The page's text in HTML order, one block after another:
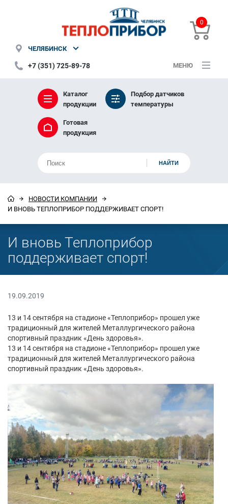
ЧЕЛЯБИНСК
+7 (351) 725-89-78 МЕНЮ
0
Каталог
продукции
Подбор датчиков
температуры
Готовая
продукция
НОВОСТИ КОМПАНИИ
И ВНОВЬ ТЕПЛОПРИБОР ПОДДЕРЖИВАЕТ СПОРТ!
И вновь Теплоприбор
поддерживает спорт!
19.09.2019
13 и 14 сентября на стадионе «Теплоприбор» прошел уже
традиционный для жителей Металлургического района
спортивный праздник «День здоровья».
13 и 14 сентября на стадионе «Теплоприбор» прошел уже
традиционный для жителей Металлургического района
спортивный праздник «День здоровья».